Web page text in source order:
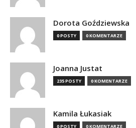
Dorota Goździewska
0 POSTY 0 KOMENTARZE
Joanna Justat
235 POSTY 0 KOMENTARZE
Kamila Łukasiak
0 POSTY 0 KOMENTARZE